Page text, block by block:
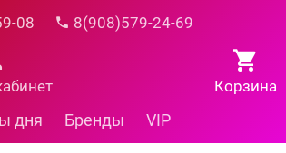
08 8(908)579-24-69
Корзина
дня Бренды VIP